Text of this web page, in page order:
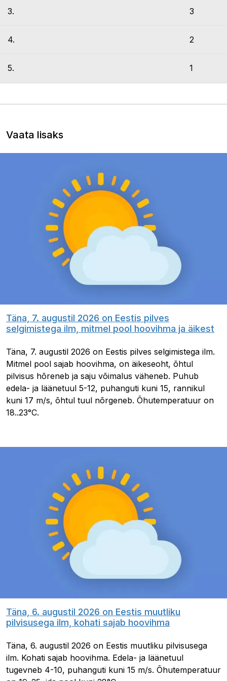
3. 3
4. 2
5. 1
Vaata lisaks
Täna, 7. augustil 2026 on Eestis pilves
selgimistega ilm, mitmel pool hoovihma ja äikest
Täna, 7. augustil 2026 on Eestis pilves selgimistega ilm.
Mitmel pool sajab hoovihma, on äikeseoht, õhtul
pilvisus hõreneb ja saju võimalus väheneb. Puhub
edela- ja läänetuul 5-12, puhanguti kuni 15, rannikul
kuni 17 m/s, õhtul tuul nõrgeneb. Õhutemperatuur on
18..23°C.
Täna, 6. augustil 2026 on Eestis muutliku
pilvisusega ilm, kohati sajab hoovihma
Täna, 6. augustil 2026 on Eestis muutliku pilvisusega
ilm. Kohati sajab hoovihma. Edela- ja läänetuul
tugevneb 4-10, puhanguti kuni 15 m/s. Õhutemperatuur